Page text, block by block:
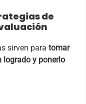
de
sirven para tomar
logrado y ponerlo